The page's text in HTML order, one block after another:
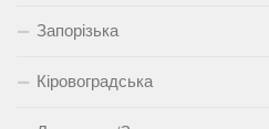
Запорізька
Кіровоградська